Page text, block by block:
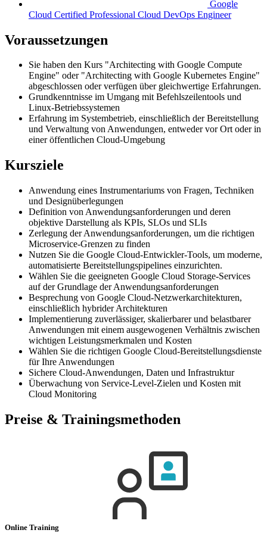
Google
Cloud Certified Professional Cloud DevOps Engineer
Voraussetzungen
Sie haben den Kurs "Architecting with Google Compute
Engine" oder "Architecting with Google Kubernetes Engine"
abgeschlossen oder verfügen über gleichwertige Erfahrungen.
Grundkenntnisse im Umgang mit Befehlszeilentools und
Linux-Betriebssystemen
Erfahrung im Systembetrieb, einschließlich der Bereitstellung
und Verwaltung von Anwendungen, entweder vor Ort oder in
einer öffentlichen Cloud-Umgebung
Kursziele
Anwendung eines Instrumentariums von Fragen, Techniken
und Designüberlegungen
Definition von Anwendungsanforderungen und deren
objektive Darstellung als KPIs, SLOs und SLIs
Zerlegung der Anwendungsanforderungen, um die richtigen
Microservice-Grenzen zu finden
Nutzen Sie die Google Cloud-Entwickler-Tools, um moderne,
automatisierte Bereitstellungspipelines einzurichten.
Wählen Sie die geeigneten Google Cloud Storage-Services
auf der Grundlage der Anwendungsanforderungen
Besprechung von Google Cloud-Netzwerkarchitekturen,
einschließlich hybrider Architekturen
Implementierung zuverlässiger, skalierbarer und belastbarer
Anwendungen mit einem ausgewogenen Verhältnis zwischen
wichtigen Leistungsmerkmalen und Kosten
Wählen Sie die richtigen Google Cloud-Bereitstellungsdienste
für Ihre Anwendungen
Sichere Cloud-Anwendungen, Daten und Infrastruktur
Überwachung von Service-Level-Zielen und Kosten mit
Cloud Monitoring
Preise & Trainingsmethoden
Online Training